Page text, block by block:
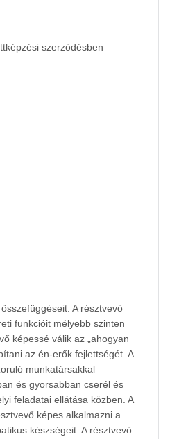
szerződésben
A résztvevő
funkcióit mélyebb szinten
képessé válik az „ahogyan
az én-erők fejlettségét. A
munkatársakkal
és gyorsabban cserél és
feladatai ellátása közben. A
képes alkalmazni a
készségeit. A résztvevő